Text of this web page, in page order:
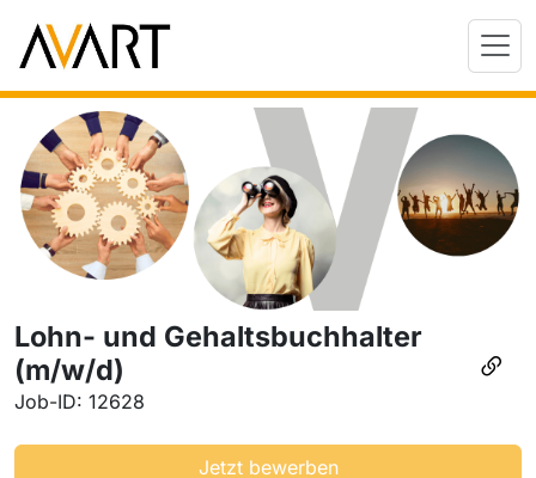
Lohn- und Gehaltsbuchhalter
(m/w/d)
Job-ID: 12628
Jetzt bewerben